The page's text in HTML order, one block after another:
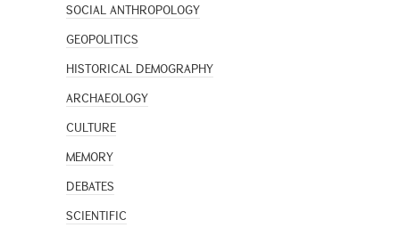
SOCIAL ANTHROPOLOGY
GEOPOLITICS
HISTORICAL DEMOGRAPHY
ARCHAEOLOGY
CULTURE
MEMORY
DEBATES
SCIENTIFIC